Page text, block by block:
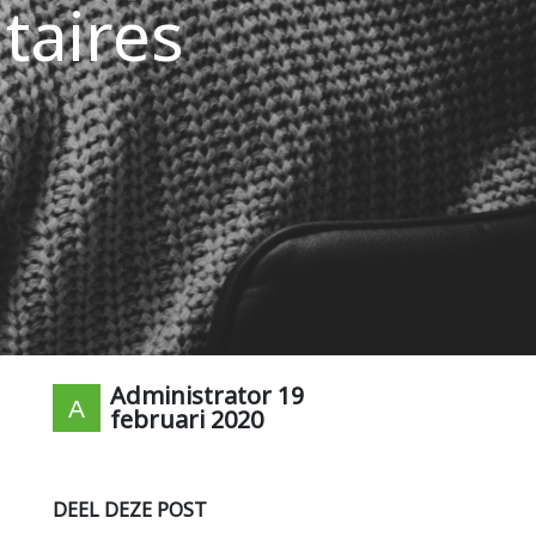
Administrator 19
februari 2020
DEEL DEZE POST